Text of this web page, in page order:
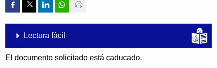
Compartir por Facebook
Compartir por Twitter
Compartir por Linkedin
Compartir por whatsapp
Imprimir
Lectura fácil
El documento solicitado está caducado.